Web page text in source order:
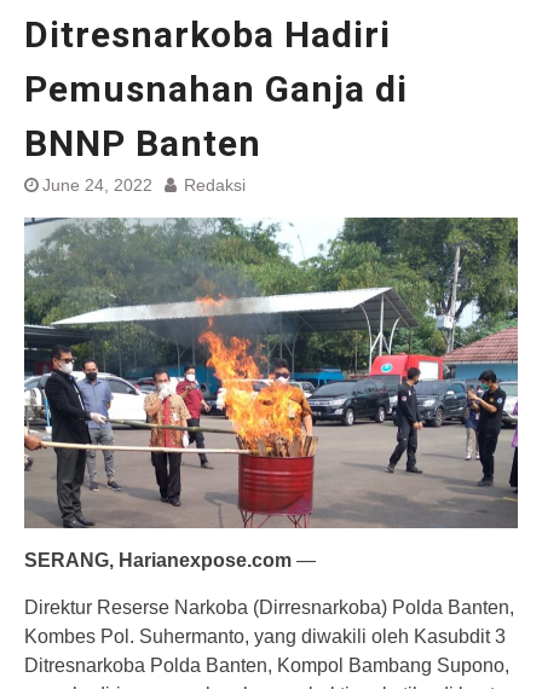
Ditresnarkoba Hadiri
Pemusnahan Ganja di
BNNP Banten
June 24, 2022 Redaksi
SERANG, Harianexpose.com —
Direktur Reserse Narkoba (Dirresnarkoba) Polda Banten,
Kombes Pol. Suhermanto, yang diwakili oleh Kasubdit 3
Ditresnarkoba Polda Banten, Kompol Bambang Supono,